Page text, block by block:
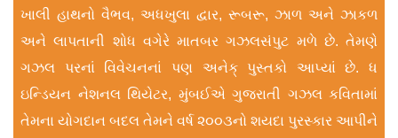
ખાલી હાથનો વૈભવ, અધખુલા દ્વાર, રૂબરૂ, ઝાળ અને ઝાકળ
અને લાપતાની શોધ વગેરે માતબર ગઝલસંપુટ મળે છે. તેમણે
ગઝલ પરનાં વિવેચનનાં પણ અનેક્ પુસ્તકો આપ્યાં છે. ધ
ઇન્ડિયન નેશનલ થિયેટર, મુંબઈએ ગુજરાતી ગઝલ કવિતામાં
તેમના યોગદાન બદલ તેમને વર્ષ ૨૦૦૩નો શયદા પુરસ્કાર આપીને